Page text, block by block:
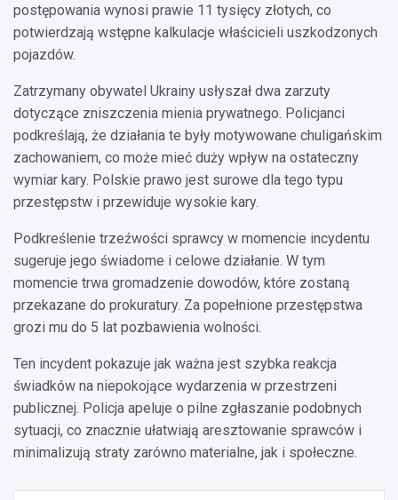
postępowania wynosi prawie 11 tysięcy złotych, co
potwierdzają wstępne kalkulacje właścicieli uszkodzonych
pojazdów.
Zatrzymany obywatel Ukrainy usłyszał dwa zarzuty
dotyczące zniszczenia mienia prywatnego. Policjanci
podkreślają, że działania te były motywowane chuligańskim
zachowaniem, co może mieć duży wpływ na ostateczny
wymiar kary. Polskie prawo jest surowe dla tego typu
przestępstw i przewiduje wysokie kary.
Podkreślenie trzeźwości sprawcy w momencie incydentu
sugeruje jego świadome i celowe działanie. W tym
momencie trwa gromadzenie dowodów, które zostaną
przekazane do prokuratury. Za popełnione przestępstwa
grozi mu do 5 lat pozbawienia wolności.
Ten incydent pokazuje jak ważna jest szybka reakcja
świadków na niepokojące wydarzenia w przestrzeni
publicznej. Policja apeluje o pilne zgłaszanie podobnych
sytuacji, co znacznie ułatwiają aresztowanie sprawców i
minimalizują straty zarówno materialne, jak i społeczne.